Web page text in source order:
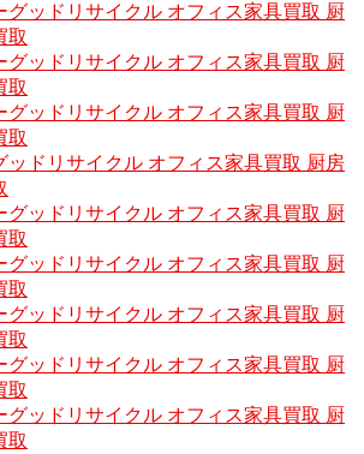
グッドリサイクル オフィス家具買取 厨
取
グッドリサイクル オフィス家具買取 厨
取
グッドリサイクル オフィス家具買取 厨
取
ッドリサイクル オフィス家具買取 厨房
グッドリサイクル オフィス家具買取 厨
取
グッドリサイクル オフィス家具買取 厨
取
グッドリサイクル オフィス家具買取 厨
取
グッドリサイクル オフィス家具買取 厨
取
グッドリサイクル オフィス家具買取 厨
取